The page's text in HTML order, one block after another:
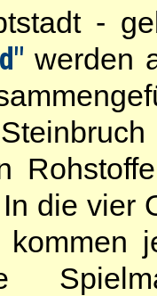
-
werden
die vier